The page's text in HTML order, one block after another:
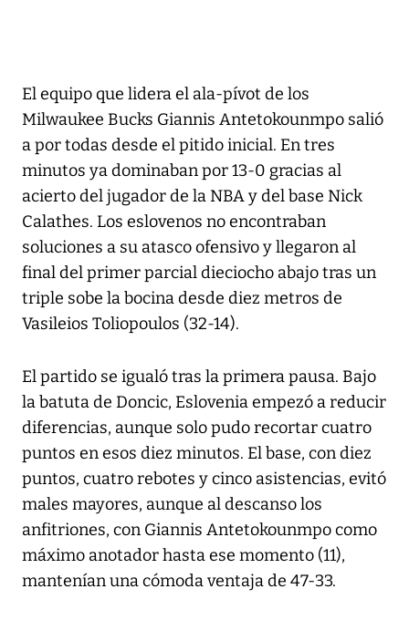
El equipo que lidera el ala-pívot de los
Milwaukee Bucks Giannis Antetokounmpo salió
a por todas desde el pitido inicial. En tres
minutos ya dominaban por 13-0 gracias al
acierto del jugador de la NBA y del base Nick
Calathes. Los eslovenos no encontraban
soluciones a su atasco ofensivo y llegaron al
final del primer parcial dieciocho abajo tras un
triple sobe la bocina desde diez metros de
Vasileios Toliopoulos (32-14).
El partido se igualó tras la primera pausa. Bajo
la batuta de Doncic, Eslovenia empezó a reducir
diferencias, aunque solo pudo recortar cuatro
puntos en esos diez minutos. El base, con diez
puntos, cuatro rebotes y cinco asistencias, evitó
males mayores, aunque al descanso los
anfitriones, con Giannis Antetokounmpo como
máximo anotador hasta ese momento (11),
mantenían una cómoda ventaja de 47-33.